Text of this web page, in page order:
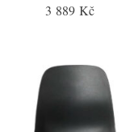
3 889 Kč